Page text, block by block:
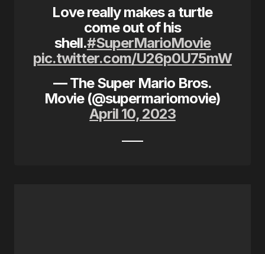
Love really makes a turtle
come out of his
shell.#SuperMarioMovie
pic.twitter.com/U26p0U75mW
— The Super Mario Bros.
Movie (@supermariomovie)
April 10, 2023